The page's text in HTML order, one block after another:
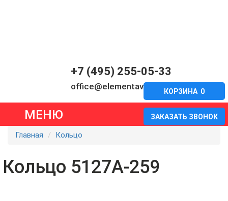
+7 (495) 255-05-33
office@elementavia.ru
ЗАКАЗАТЬ ЗВОНОК
КОРЗИНА 0
МЕНЮ
Главная Кольцо
Кольцо 5127А-259